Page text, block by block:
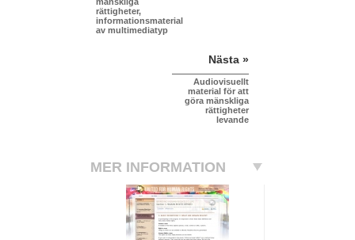
rättigheter,
informationsmaterial
av multimediatyp
Nästa »
Audiovisuellt
material för att
göra mänskliga
rättigheter
levande
MER INFORMATION